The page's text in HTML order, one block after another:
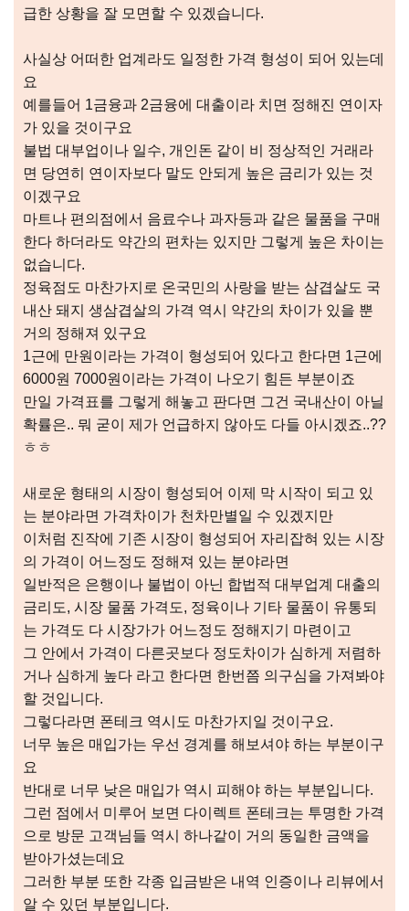
급한 상황을 잘 모면할 수 있겠습니다.
사실상 어떠한 업계라도 일정한 가격 형성이 되어 있는데
요
예를들어 1금융과 2금융에 대출이라 치면 정해진 연이자
가 있을 것이구요
불법 대부업이나 일수, 개인돈 같이 비 정상적인 거래라
면 당연히 연이자보다 말도 안되게 높은 금리가 있는 것
이겠구요
마트나 편의점에서 음료수나 과자등과 같은 물품을 구매
한다 하더라도 약간의 편차는 있지만 그렇게 높은 차이는
없습니다.
정육점도 마찬가지로 온국민의 사랑을 받는 삼겹살도 국
내산 돼지 생삼겹살의 가격 역시 약간의 차이가 있을 뿐
거의 정해져 있구요
1근에 만원이라는 가격이 형성되어 있다고 한다면 1근에
6000원 7000원이라는 가격이 나오기 힘든 부분이죠
만일 가격표를 그렇게 해놓고 판다면 그건 국내산이 아닐
확률은.. 뭐 굳이 제가 언급하지 않아도 다들 아시겠죠..??
ㅎㅎ
새로운 형태의 시장이 형성되어 이제 막 시작이 되고 있
는 분야라면 가격차이가 천차만별일 수 있겠지만
이처럼 진작에 기존 시장이 형성되어 자리잡혀 있는 시장
의 가격이 어느정도 정해져 있는 분야라면
일반적은 은행이나 불법이 아닌 합법적 대부업계 대출의
금리도, 시장 물품 가격도, 정육이나 기타 물품이 유통되
는 가격도 다 시장가가 어느정도 정해지기 마련이고
그 안에서 가격이 다른곳보다 정도차이가 심하게 저렴하
거나 심하게 높다 라고 한다면 한번쯤 의구심을 가져봐야
할 것입니다.
그렇다라면 폰테크 역시도 마찬가지일 것이구요.
너무 높은 매입가는 우선 경계를 해보셔야 하는 부분이구
요
반대로 너무 낮은 매입가 역시 피해야 하는 부분입니다.
그런 점에서 미루어 보면 다이렉트 폰테크는 투명한 가격
으로 방문 고객님들 역시 하나같이 거의 동일한 금액을
받아가셨는데요
그러한 부분 또한 각종 입금받은 내역 인증이나 리뷰에서
알 수 있던 부분입니다.